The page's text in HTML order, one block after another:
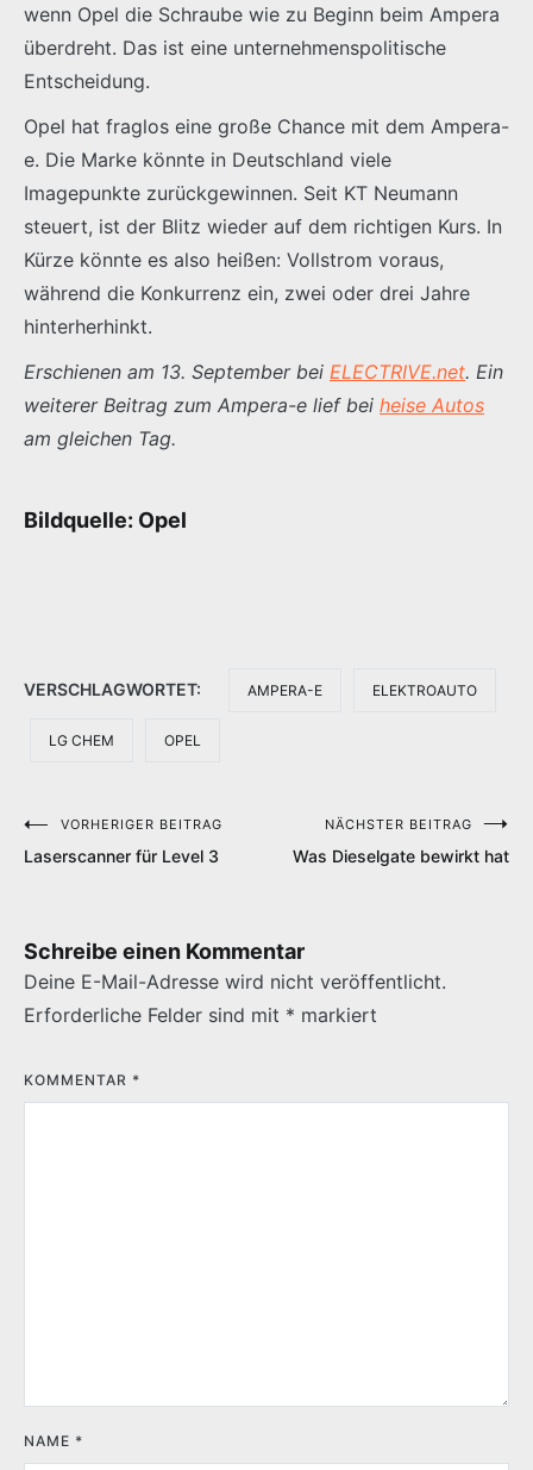
wenn Opel die Schraube wie zu Beginn beim Ampera
überdreht. Das ist eine unternehmenspolitische
Entscheidung.
Opel hat fraglos eine große Chance mit dem Ampera-
e. Die Marke könnte in Deutschland viele
Imagepunkte zurückgewinnen. Seit KT Neumann
steuert, ist der Blitz wieder auf dem richtigen Kurs. In
Kürze könnte es also heißen: Vollstrom voraus,
während die Konkurrenz ein, zwei oder drei Jahre
hinterherhinkt.
Erschienen am 13. September bei ELECTRIVE.net. Ein
weiterer Beitrag zum Ampera-e lief bei heise Autos
am gleichen Tag.
Bildquelle: Opel
VERSCHLAGWORTET: AMPERA-E ELEKTROAUTO
LG CHEM OPEL
Beitragsnavigation
VORHERIGER BEITRAG
Laserscanner für Level 3
NÄCHSTER BEITRAG
Was Dieselgate bewirkt hat
Schreibe einen Kommentar
Deine E-Mail-Adresse wird nicht veröffentlicht.
Erforderliche Felder sind mit * markiert
KOMMENTAR *
NAME *